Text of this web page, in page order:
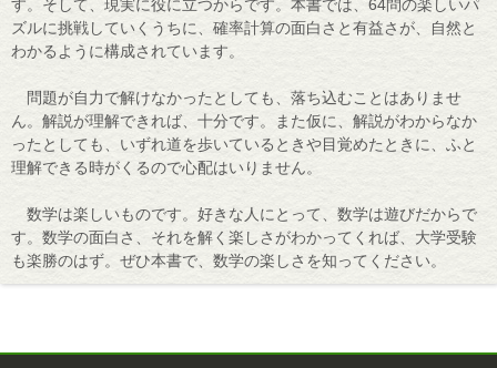
す。そして、現実に役に立つからです。本書では、64問の楽しいパ
ズルに挑戦していくうちに、確率計算の面白さと有益さが、自然と
わかるように構成されています。
問題が自力で解けなかったとしても、落ち込むことはありませ
ん。解説が理解できれば、十分です。また仮に、解説がわからなか
ったとしても、いずれ道を歩いているときや目覚めたときに、ふと
理解できる時がくるので心配はいりません。
数学は楽しいものです。好きな人にとって、数学は遊びだからで
す。数学の面白さ、それを解く楽しさがわかってくれば、大学受験
も楽勝のはず。ぜひ本書で、数学の楽しさを知ってください。